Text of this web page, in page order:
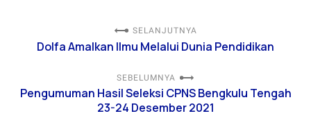
SELANJUTNYA
Dolfa Amalkan Ilmu Melalui Dunia Pendidikan
SEBELUMNYA
Pengumuman Hasil Seleksi CPNS Bengkulu Tengah
23-24 Desember 2021